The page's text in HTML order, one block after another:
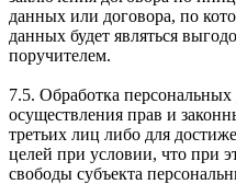
данных или договора, по
данных будет являться
поручителем.
7.5. Обработка
осуществления прав и
третьих лиц либо для
целей при условии, что при
свободы субъекта